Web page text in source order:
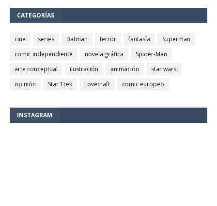
CATEGORÍAS
cine series Batman terror fantasía
Superman
comic independiente
novela gráfica
Spider-Man
arte conceptual
ilustración animación
star wars
opinión
Star Trek Lovecraft comic europeo
INSTAGRAM